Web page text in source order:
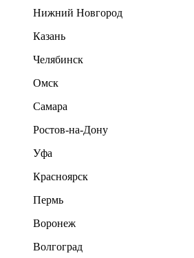
Нижний Новгород
Казань
Челябинск
Омск
Самара
Ростов-на-Дону
Уфа
Красноярск
Пермь
Воронеж
Волгоград